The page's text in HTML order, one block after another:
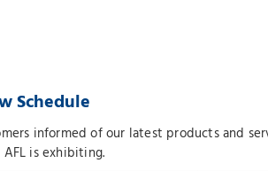
Schedule
informed of our latest products and
is exhibiting.